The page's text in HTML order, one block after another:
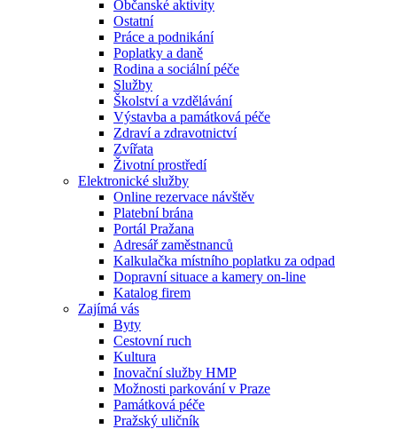
Občanské aktivity
Ostatní
Práce a podnikání
Poplatky a daně
Rodina a sociální péče
Služby
Školství a vzdělávání
Výstavba a památková péče
Zdraví a zdravotnictví
Zvířata
Životní prostředí
Elektronické služby
Online rezervace návštěv
Platební brána
Portál Pražana
Adresář zaměstnanců
Kalkulačka místního poplatku za odpad
Dopravní situace a kamery on-line
Katalog firem
Zajímá vás
Byty
Cestovní ruch
Kultura
Inovační služby HMP
Možnosti parkování v Praze
Památková péče
Pražský uličník